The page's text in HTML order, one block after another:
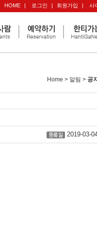
HOME | 로그인 | 회원가입 | 사
Home > 알림 > 공
2019-03-